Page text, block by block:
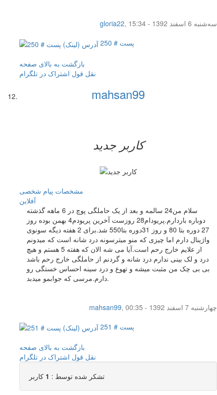
gloria22,
سه‌شنبه 6 اسفند 1392 - 15:34
پست # 250
بازگشت به بالای صفحه
نقل قول اشتراک در تلگرام
mahsan99
کاربر جدید
مشخصات پیام شخصی
آفلاين
سلام من24 سالمه و بعد از یک حاملگی پوچ در 6 ماهه گذشته
دوباره باردارم.پریودام28 روزست آخرین پریودم4 بهمن بوده روز
27 دوره بتا 80 و روز 31دوره بتا550 شد.برای 2 هفته دیگه سونوی
واژینال دارم اما چیزی که منو میترسونه درد شانه است که میدونم
از علایم خارج رحم است.آیا می شه الان که هفته 5 هستم و هیچ
درد و لک بینی ندارم درد شانه و گردنم از حاملگی خارج رحم باشد
بی بی چک من مثبت میشه و تهوع و درد سینه احساس خستگی رو
دارم.مرسی که جوابمو میدبد.
mahsan99,
چهار‌شنبه 7 اسفند 1392 - 00:35
پست # 251
بازگشت به بالای صفحه
نقل قول اشتراک در تلگرام
تشکر شده توسط : 1 کاربر